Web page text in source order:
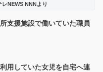
NEWS NNNより
支援施設で働いていた職員
用していた女児を自宅へ連